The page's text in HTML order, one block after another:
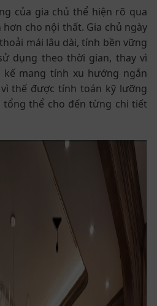
của gia chủ thể hiện rõ qua
cho nội thất. Gia chủ ngày
mái lâu dài, tính bền vững
dụng theo thời gian, thay vì
mang tính xu hướng ngắn
thế được tính toán kỹ lưỡng
thể cho đến từng chi tiết